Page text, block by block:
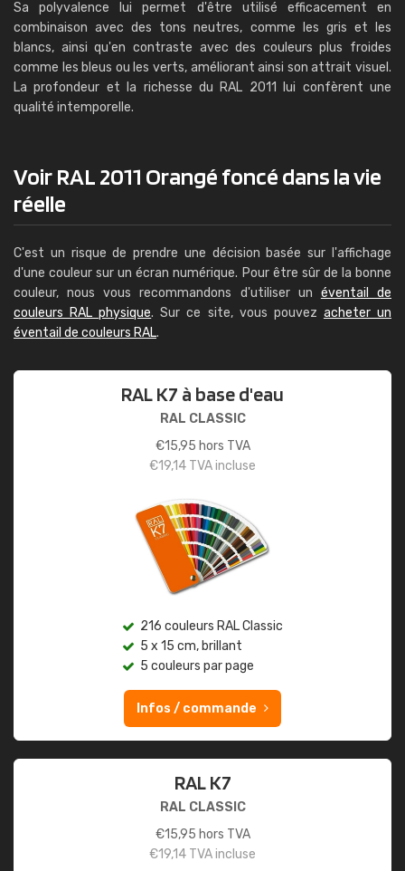
Sa polyvalence lui permet d'être utilisé efficacement en
combinaison avec des tons neutres, comme les gris et les
blancs, ainsi qu'en contraste avec des couleurs plus froides
comme les bleus ou les verts, améliorant ainsi son attrait visuel.
La profondeur et la richesse du RAL 2011 lui confèrent une
qualité intemporelle.
Voir RAL 2011 Orangé foncé dans la vie
réelle
C'est un risque de prendre une décision basée sur l'affichage
d'une couleur sur un écran numérique. Pour être sûr de la bonne
couleur, nous vous recommandons d'utiliser un éventail de
couleurs RAL physique. Sur ce site, vous pouvez acheter un
éventail de couleurs RAL.
RAL K7 à base d'eau
RAL CLASSIC
€15,95 hors TVA
€19,14 TVA incluse
216 couleurs RAL Classic
5 x 15 cm, brillant
5 couleurs par page
Infos / commande
RAL K7
RAL CLASSIC
€15,95 hors TVA
€19,14 TVA incluse